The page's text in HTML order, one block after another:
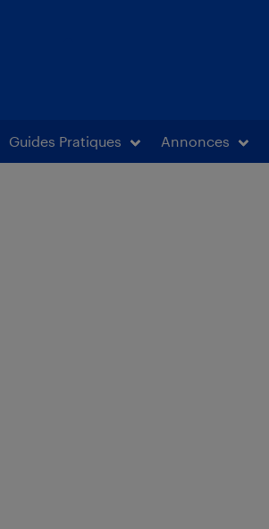
Guides Pratiques Annonces